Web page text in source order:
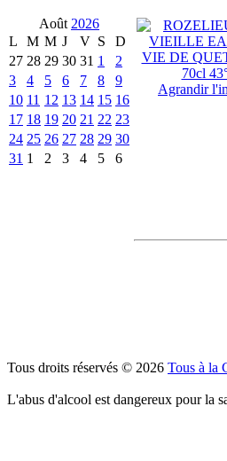
Août 2026
L
M M J V S
D
27 28 29 30 31 1
2
3
4 5 6 7 8
9
10 11 12 13 14 15 16
17 18 19 20 21 22 23
24 25 26 27 28 29 30
31 1 2 3 4 5 6
Agrandir
Tous droits réservés © 2026 Tous à la
L'abus d'alcool est dangereux pour la